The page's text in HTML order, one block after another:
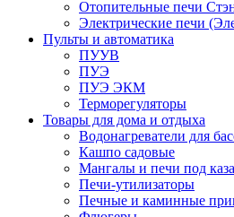
Отопительные печи
Электрические печи
Пульты и автоматика
ПУУВ
ПУЭ
ПУЭ ЭКМ
Терморегуляторы
Товары для дома и отдыха
Водонагреватели для
Кашпо садовые
Мангалы и печи под
Печи-утилизаторы
Печные и каминные